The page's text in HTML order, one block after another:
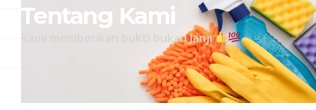
Tentang Kami
Kami memberikan bukti bukan Janji